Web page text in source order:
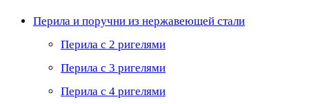
Перила и поручни из нержавеющей стали
Перила с 2 ригелями
Перила с 3 ригелями
Перила с 4 ригелями